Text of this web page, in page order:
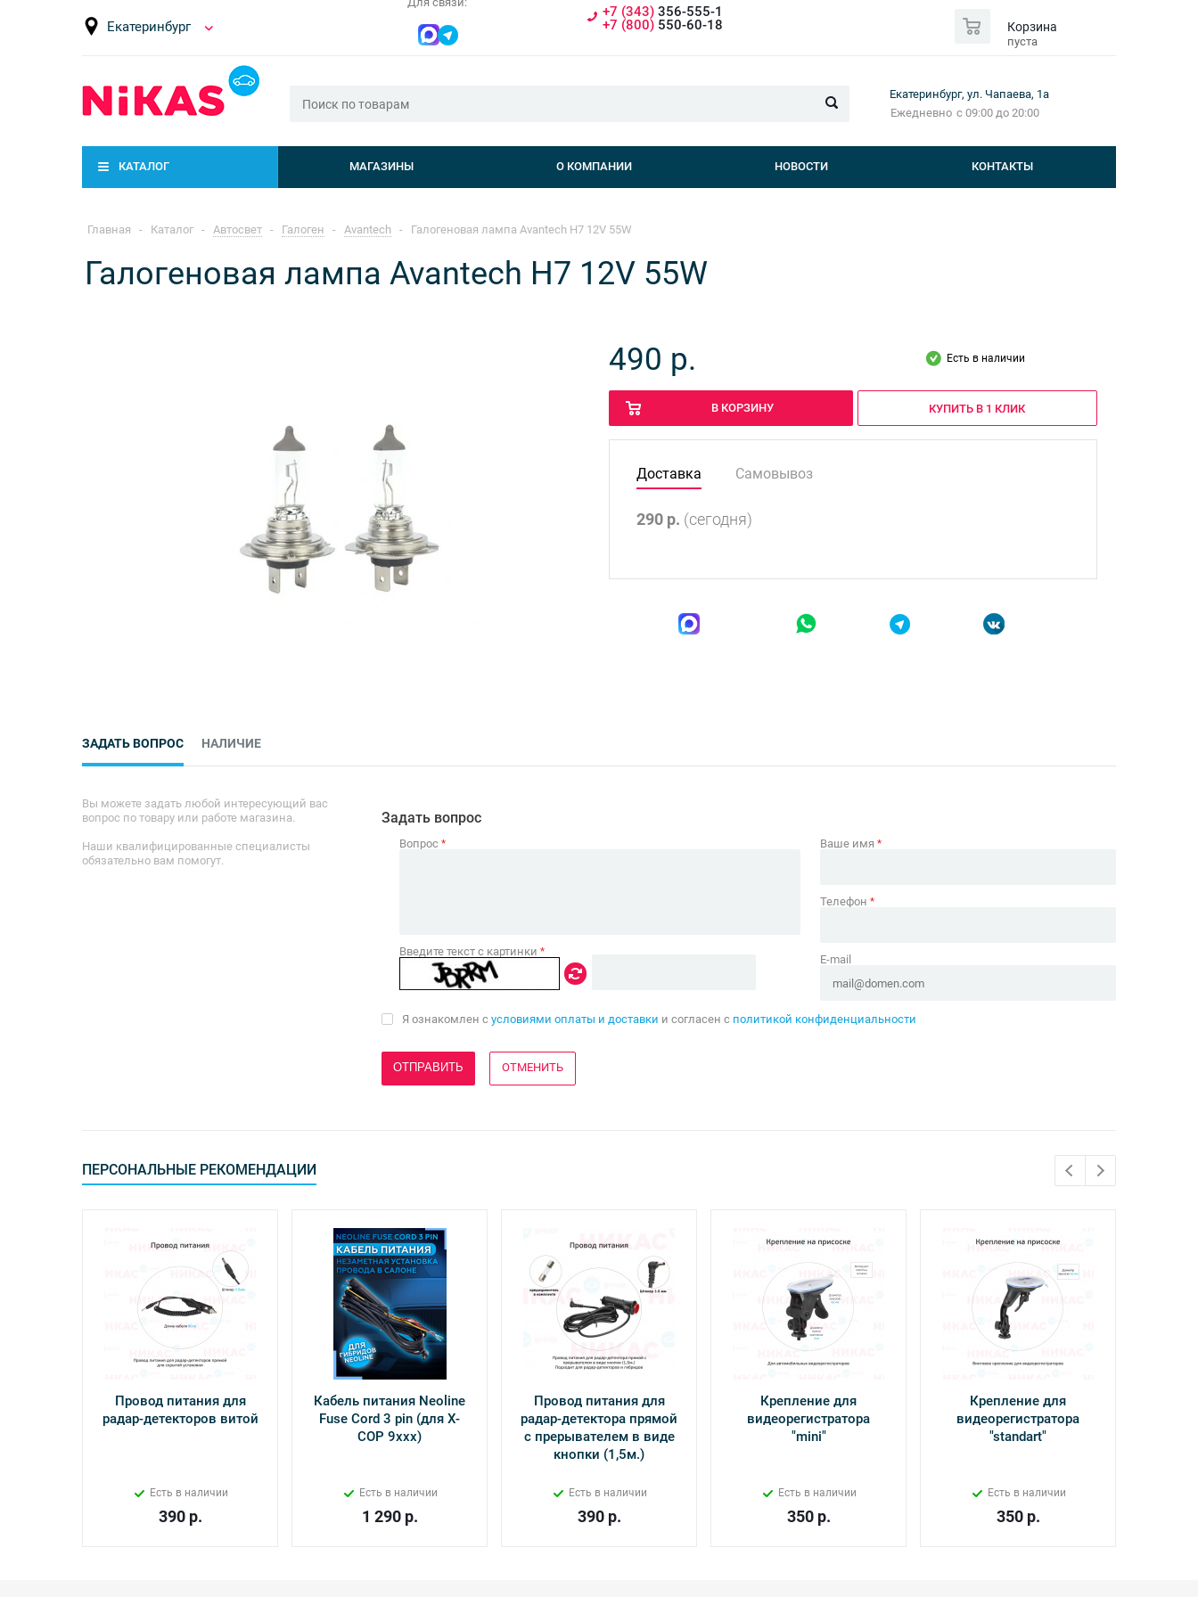
Екатеринбург
+7 (343) 356-555-1
+7 (800) 550-60-18 Корзина
пуста
Екатеринбург, ул. Чапаева, 1а
Ежедневно с 09:00 до 20:00
КАТАЛОГ МАГАЗИНЫ О КОМПАНИИ НОВОСТИ КОНТАКТЫ
Главная - Каталог - Автосвет - Галоген - Avantech - Галогеновая лампа Avantech H7 12V 55W
Галогеновая лампа Avantech H7 12V 55W
490 р. Есть в наличии
В КОРЗИНУ КУПИТЬ В 1 КЛИК
Доставка Самовывоз
290 р. (сегодня)
ЗАДАТЬ ВОПРОС НАЛИЧИЕ
Вы можете задать любой интересующий вас
вопрос по товару или работе магазина.
Наши квалифицированные специалисты
обязательно вам помогут.
Задать вопрос
Вопрос* Ваше имя *
Телефон *
E-mail
Введите текст с картинки*
Я ознакомлен сусловиями оплаты и доставки и согласен с политикой конфиденциальности
ОТМЕНИТЬ
ПЕРСОНАЛЬНЫЕ РЕКОМЕНДАЦИИ
Провод питания для
радар-детекторов витой
Есть в наличии
390р.
Кабель питания Neoline
Fuse Cord 3 pin (для Х-
СОР 9ххх)
Есть в наличии
1 290р.
Провод питания для
радар-детектора прямой
с прерывателем в виде
кнопки (1,5м.)
Есть в наличии
390р.
Крепление для
видеорегистратора
"mini"
Есть в наличии
350р.
Крепление для
видеорегистратора
"standart"
Есть в наличии
350р.